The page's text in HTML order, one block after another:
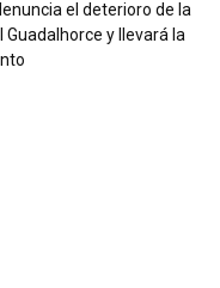
el deterioro de la
y llevará la